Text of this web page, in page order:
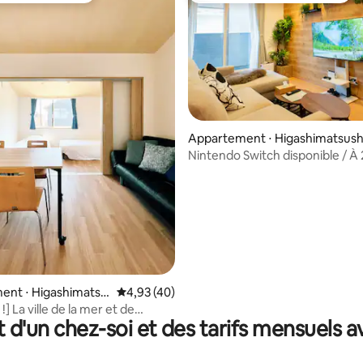
sur la base de 31 commentaires : 5 sur 5
⋅ Higashimatsu Évaluation moyenne sur la base de 40
4,93 (40)
La ville de la mer et de
bleue, nouvelle arrivée à Oku-
! Logement privé de 2
Appartement ⋅
ma
Nintendo Switch disponible / À
d'un chez-soi et des tarifs mensuels